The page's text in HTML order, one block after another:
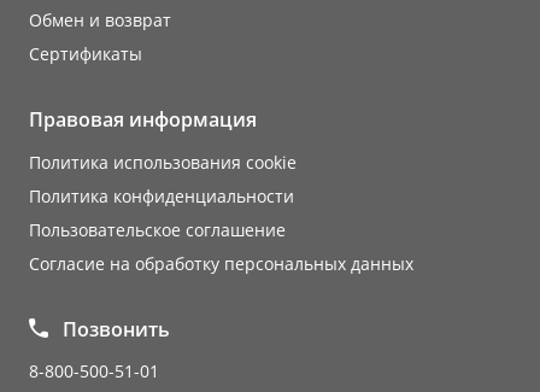
Обмен и возврат
Сертификаты
Правовая информация
Политика использования cookie
Политика конфиденциальности
Пользовательское соглашение
Согласие на обработку персональных данных
Позвонить
8-800-500-51-01